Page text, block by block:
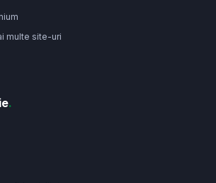
.
multe site-uri